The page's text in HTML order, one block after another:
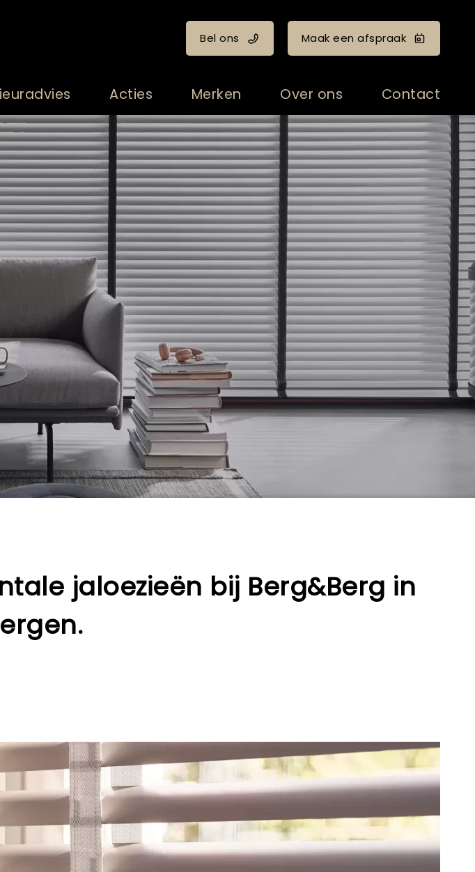
Bel ons Maak een afspraak
Acties Merken Over ons Contact
jaloezieën bij Berg&Berg in